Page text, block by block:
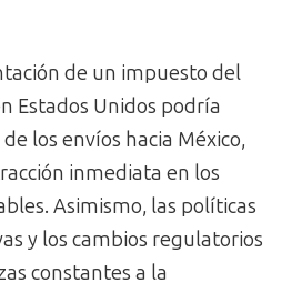
de un impuesto del
Estados Unidos podría
los envíos hacia México,
inmediata en los
Asimismo, las políticas
y los cambios regulatorios
constantes a la